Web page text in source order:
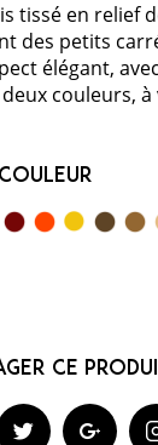
tissé en relief
des petits
élégant,
couleurs, à
Couleur